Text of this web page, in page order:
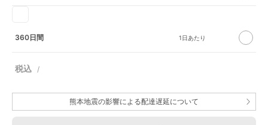
360日間
熊本地震の影響による配達遅延について